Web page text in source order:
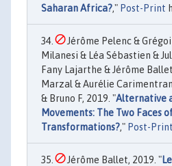
Saharan Africa?," Post-Print
Jérôme Pelenc &
Milanesi & Léa Sébastien &
Fany Lajarthe & Jérôme
Marzal & Aurélie
& Bruno F, 2019. "Alternative
Movements: The Two Faces
Transformations?," Post-Print
Jérôme Ballet, 2019. "